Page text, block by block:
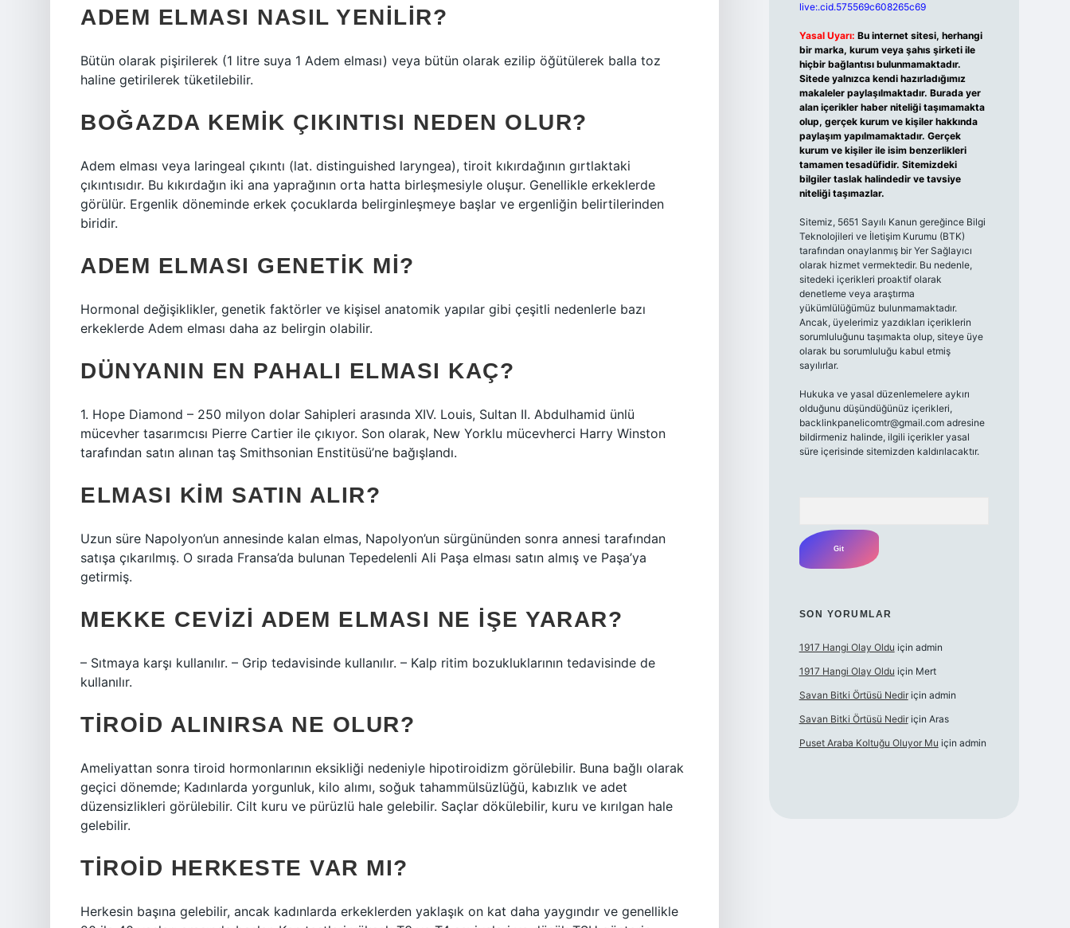
ADEM ELMASI NASIL YENILIR?
Bütün olarak pişirilerek (1 litre suya 1 Adem elması) veya bütün olarak ezilip öğütülerek balla toz
haline getirilerek tüketilebilir.
BOĞAZDA KEMIK ÇIKINTISI NEDEN OLUR?
Adem elması veya laringeal çıkıntı (lat. distinguished laryngea), tiroit kıkırdağının gırtlaktaki
çıkıntısıdır. Bu kıkırdağın iki ana yaprağının orta hatta birleşmesiyle oluşur. Genellikle erkeklerde
görülür. Ergenlik döneminde erkek çocuklarda belirginleşmeye başlar ve ergenliğin belirtilerinden
biridir.
ADEM ELMASI GENETIK MI?
Hormonal değişiklikler, genetik faktörler ve kişisel anatomik yapılar gibi çeşitli nedenlerle bazı
erkeklerde Adem elması daha az belirgin olabilir.
DÜNYANIN EN PAHALI ELMASI KAÇ?
​1. ​Hope Diamond – 250 milyon dolar Sahipleri arasında XIV. Louis, Sultan II. Abdulhamid ünlü
mücevher tasarımcısı Pierre Cartier ile çıkıyor. Son olarak, New Yorklu mücevherci Harry Winston
tarafından satın alınan taş Smithsonian Enstitüsü’ne bağışlandı.
ELMASI KIM SATIN ALIR?
Uzun süre Napolyon’un annesinde kalan elmas, Napolyon’un sürgününden sonra annesi tarafından
satışa çıkarılmış. O sırada Fransa’da bulunan Tepedelenli Ali Paşa elması satın almış ve Paşa’ya
getirmiş.
MEKKE CEVIZI ADEM ELMASI NE IŞE YARAR?
– Sıtmaya karşı kullanılır. – Grip tedavisinde kullanılır. – Kalp ritim bozukluklarının tedavisinde de
kullanılır.
TIROID ALINIRSA NE OLUR?
Ameliyattan sonra tiroid hormonlarının eksikliği nedeniyle hipotiroidizm görülebilir. Buna bağlı olarak
geçici dönemde; Kadınlarda yorgunluk, kilo alımı, soğuk tahammülsüzlüğü, kabızlık ve adet
düzensizlikleri görülebilir. Cilt kuru ve pürüzlü hale gelebilir. Saçlar dökülebilir, kuru ve kırılgan hale
gelebilir.
TIROID HERKESTE VAR MI?
Herkesin başına gelebilir, ancak kadınlarda erkeklerden yaklaşık on kat daha yaygındır ve genellikle
live:.cid.575569c608265c69
Yasal Uyarı: Bu internet sitesi, herhangi
bir marka, kurum veya şahıs şirketi ile
hiçbir bağlantısı bulunmamaktadır.
Sitede yalnızca kendi hazırladığımız
makaleler paylaşılmaktadır. Burada yer
alan içerikler haber niteliği taşımamakta
olup, gerçek kurum ve kişiler hakkında
paylaşım yapılmamaktadır. Gerçek
kurum ve kişiler ile isim benzerlikleri
tamamen tesadüfidir. Sitemizdeki
bilgiler taslak halindedir ve tavsiye
niteliği taşımazlar.
Sitemiz, 5651 Sayılı Kanun gereğince Bilgi
Teknolojileri ve İletişim Kurumu (BTK)
tarafından onaylanmış bir Yer Sağlayıcı
olarak hizmet vermektedir. Bu nedenle,
sitedeki içerikleri proaktif olarak
denetleme veya araştırma
yükümlülüğümüz bulunmamaktadır.
Ancak, üyelerimiz yazdıkları içeriklerin
sorumluluğunu taşımakta olup, siteye üye
olarak bu sorumluluğu kabul etmiş
sayılırlar.
Hukuka ve yasal düzenlemelere aykırı
olduğunu düşündüğünüz içerikleri,
backlinkpanelicomtr@gmail.comadresine
bildirmeniz halinde, ilgili içerikler yasal
süre içerisinde sitemizden kaldırılacaktır.
SON YORUMLAR
1917 Hangi Olay Oldu için admin
1917 Hangi Olay Oldu için Mert
Savan Bitki Örtüsü Nediriçin admin
Savan Bitki Örtüsü Nediriçin Aras
Puset Araba Koltuğu Oluyor Mu için admin